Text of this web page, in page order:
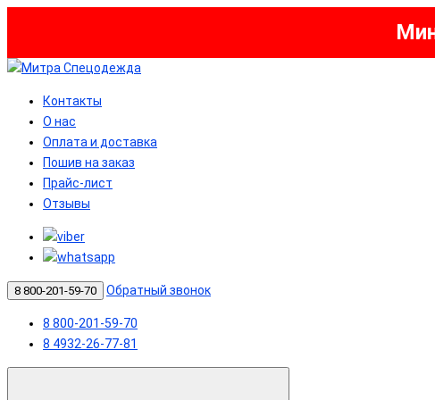
Контакты
О нас
Оплата и доставка
Пошив на заказ
Прайс-лист
Отзывы
8 800-201-59-70 Обратный звонок
8 800-201-59-70
8 4932-26-77-81